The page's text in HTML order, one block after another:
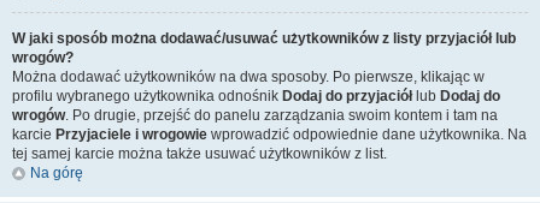
W jaki sposób można dodawać/usuwać użytkowników z listy przyjaciół lub
wrogów?
Można dodawać użytkowników na dwa sposoby. Po pierwsze, klikając w
profilu wybranego użytkownika odnośnik Dodaj do przyjaciółlub Dodaj do
wrogów. Po drugie, przejść do panelu zarządzania swoim kontem i tam na
karcie Przyjaciele i wrogowie wprowadzić odpowiednie dane użytkownika. Na
tej samej karcie można także usuwać użytkowników z list.
Na górę